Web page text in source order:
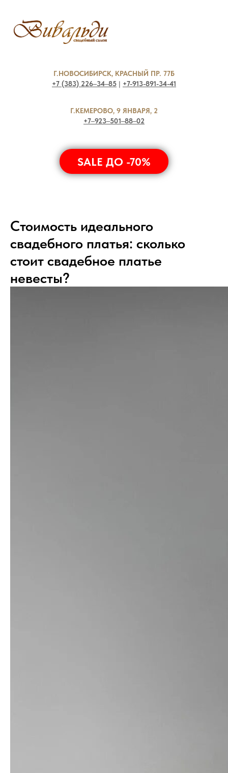
Г.НОВОСИБИРСК, КРАСНЫЙ ПР. 77Б
+7 (383) 226‒34‒85 | +7-913-891-34-41
Г.КЕМЕРОВО, 9 ЯНВАРЯ, 2
+7‒923‒501‒88‒02
SALE ДО -70%
Стоимость идеального
свадебного платья: сколько
стоит свадебное платье
невесты?